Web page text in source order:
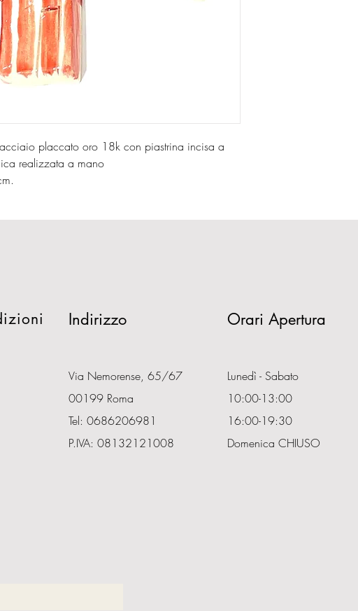
placcato oro 18k con piastrina incisa a
realizzata a mano
Indirizzo
Via Nemorense, 65/67
00199 Roma
Tel: 0686206981
P.IVA: 08132121008
Orari Apertura
Lunedì - Sabato
10:00-13:00
16:00-19:30
Domenica CHIUSO